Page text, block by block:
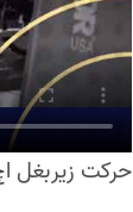
حرکت زیربغل